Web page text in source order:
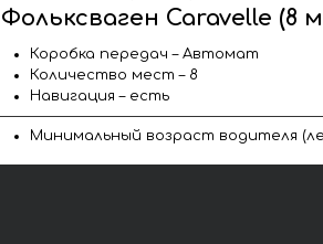
Фольксваген Caravelle (8
Коробка передач – Автомат
Количество мест – 8
Навигация – есть
Минимальный возраст водителя